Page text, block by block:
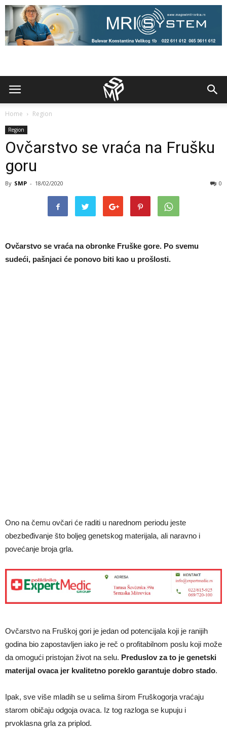
Home Region
Region
Ovčarstvo se vraća na Frušku
goru
By SMP - 18/02/2020 0
Ovčarstvo se vraća na obronke Fruške gore. Po svemu
sudeći, pašnjaci će ponovo biti kao u prošlosti.
Ono na čemu ovčari će raditi u narednom periodu jeste
obezbeđivanje što boljeg genetskog materijala, ali naravno i
povećanje broja grla.
Ovčarstvo na Fruškoj gori je jedan od potencijala koji je ranijih
godina bio zapostavljen iako je reč o profitabilnom poslu koji može
da omogući pristojan život na selu. Preduslov za to je genetski
materijal ovaca jer kvalitetno poreklo garantuje dobro stado.
Ipak, sve više mladih se u selima širom Fruškogorja vraćaju
starom običaju odgoja ovaca. Iz tog razloga se kupuju i
prvoklasna grla za priplod.